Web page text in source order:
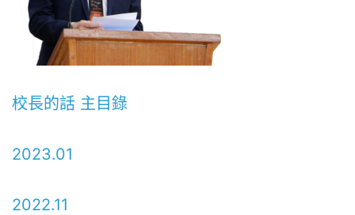
校長的話 主目錄
2023.01
2022.11